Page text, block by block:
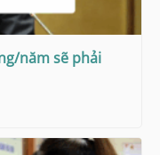
năm sẽ phải